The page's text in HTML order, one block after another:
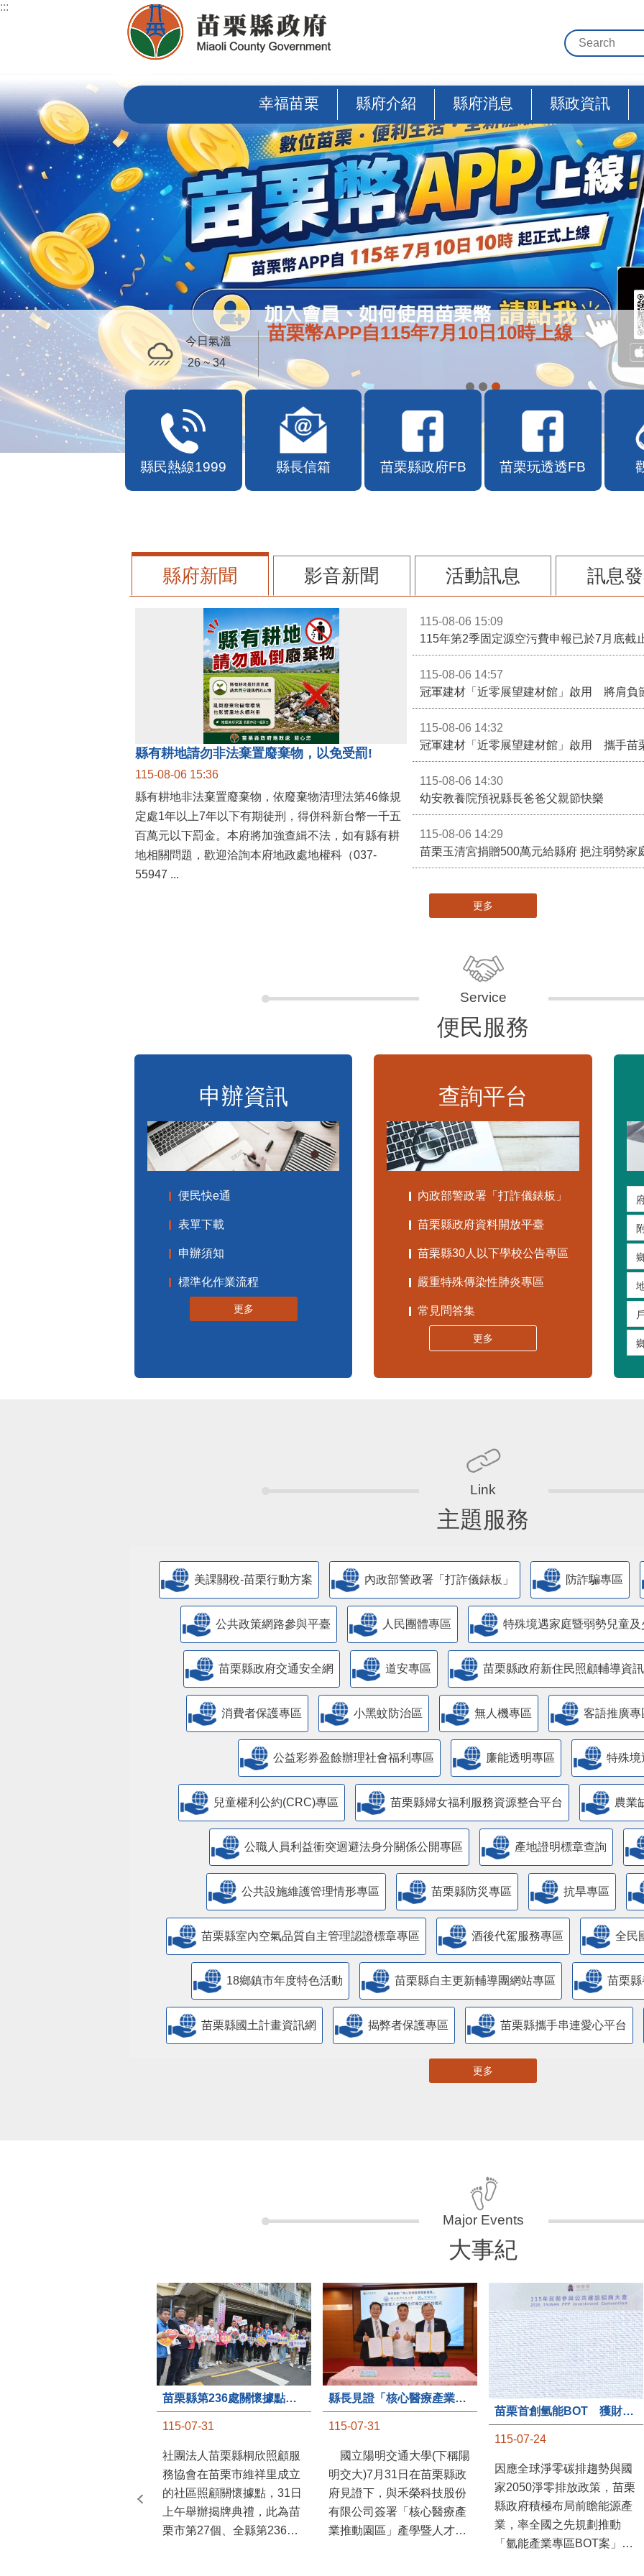
跳到主要內容區塊
:::
幸福苗栗 縣府介紹 縣府消息 縣政資訊
苗栗幣APP自115年7月10日10時上線
今日氣溫
26 ~ 34
縣民熱線1999 縣長信箱 苗栗縣政府FB 苗栗玩透透FB
縣府新聞 影音新聞 活動訊息 訊息
縣有耕地請勿非法棄置廢棄物，以免受罰!
115-08-06 15:36
縣有耕地非法棄置廢棄物，依廢棄物清理法第46條規
定處1年以上7年以下有期徒刑，得併科新台幣一千五
百萬元以下罰金。本府將加強查緝不法，如有縣有耕
地相關問題，歡迎洽詢本府地政處地權科（037-
55947 ...
115-08-06 15:09
115-08-06 14:57
冠軍建材「近零展望建材館」啟用 將肩負
115-08-06 14:32
冠軍建材「近零展望建材館」啟用 攜手苗
115-08-06 14:30
幼安教養院預祝縣長爸爸父親節快樂
115-08-06 14:29
苗栗玉清宮捐贈500萬元給縣府 挹注弱勢家
更多
便民服務
申辦資訊
便民快e通
表單下載
申辦須知
標準化作業流程
更多
查詢平台
內政部警政署「打詐儀錶板」
苗栗縣政府資料開放平臺
苗栗縣30人以下學校公告專區
嚴重特殊傳染性肺炎專區
常見問答集
更多
主題服務
美課關稅-苗栗行動方案 內政部警政署「打詐儀錶板」 防詐騙專區
公共政策網路參與平臺 人民團體專區 特殊境遇家庭暨弱勢兒童
苗栗縣政府交通安全網 道安專區 苗栗縣政府新住民照顧輔導資
消費者保護專區 小黑蚊防治區 無人機專區 客語推廣專
公益彩券盈餘辦理社會福利專區 廉能透明專區 特殊境
兒童權利公約(CRC)專區 苗栗縣婦女福利服務資源整合平台 農業
公職人員利益衝突迴避法身分關係公開專區 產地證明標章查詢
​公共設施維護管理情形專區 苗栗縣防災專區 抗旱專區
苗栗縣室內空氣品質自主管理認證標章專區 酒後代駕服務專區 全民
18鄉鎮市年度特色活動 苗栗縣自主更新輔導團網站專區 苗栗
苗栗縣國土計畫資訊網 揭弊者保護專區 苗栗縣攜手串連愛心平台
更多
大事紀
苗栗縣第236處關懷據點在苗栗市維祥里揭牌
115-07-31
社團法人苗栗縣桐欣照顧服
務協會在苗栗市維祥里成立
的社區照顧關懷據點，31日
上午舉辦揭牌典禮，此為苗
栗市第27個、全縣第236處
縣長見證「核心醫療產業推動園區」產學合作簽約儀式
115-07-31
國立陽明交通大學(下稱陽
明交大)7月31日在苗栗縣政
府見證下，與禾榮科技股份
有限公司簽署「核心醫療產
業推動園區」產學暨人才培
苗栗首創氫能BOT 獲財政部「突破之翼」肯定
115-07-24
因應全球淨零碳排趨勢與國
家2050淨零排放政策，苗栗
縣政府積極布局前瞻能源產
業，率全國之先規劃推動
「氫能產業專區BOT案」，